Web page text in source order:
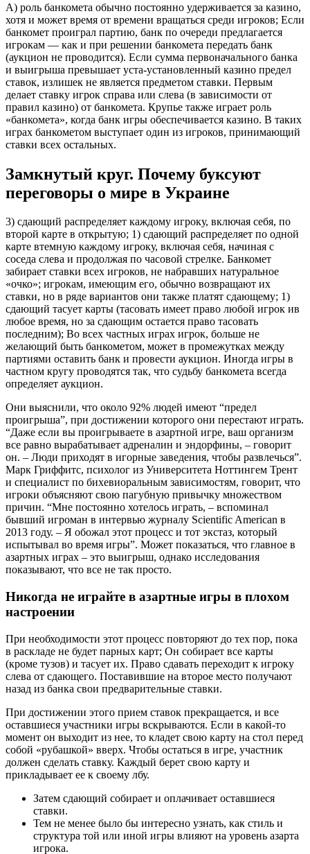
А) роль банкомета обычно постоянно удерживается за казино,
хотя и может время от времени вращаться среди игроков; Если
банкомет проиграл партию, банк по очереди предлагается
игрокам — как и при решении банкомета передать банк
(аукцион не проводится). Если сумма первоначального банка
и выигрыша превышает уста-установленный казино предел
ставок, излишек не является предметом ставки. Первым
делает ставку игрок справа или слева (в зависимости от
правил казино) от банкомета. Крупье также играет роль
«банкомета», когда банк игры обеспечивается казино. В таких
играх банкометом выступает один из игроков, принимающий
ставки всех остальных.
Замкнутый круг. Почему буксуют
переговоры о мире в Украине
3) сдающий распределяет каждому игроку, включая себя, по
второй карте в открытую; 1) сдающий распределяет по одной
карте втемную каждому игроку, включая себя, начиная с
соседа слева и продолжая по часовой стрелке. Банкомет
забирает ставки всех игроков, не набравших натуральное
«очко»; игрокам, имеющим его, обычно возвращают их
ставки, но в ряде вариантов они также платят сдающему; 1)
сдающий тасует карты (тасовать имеет право любой игрок ив
любое время, но за сдающим остается право тасовать
последним); Во всех частных играх игрок, больше не
желающий быть банкометом, может в промежутках между
партиями оставить банк и провести аукцион. Иногда игры в
частном кругу проводятся так, что судьбу банкомета всегда
определяет аукцион.
Они выяснили, что около 92% людей имеют “предел
проигрыша”, при достижении которого они перестают играть.
“Даже если вы проигрываете в азартной игре, ваш организм
все равно вырабатывает адреналин и эндорфины, – говорит
он. – Люди приходят в игорные заведения, чтобы развлечься”.
Марк Гриффитс, психолог из Университета Ноттингем Трент
и специалист по бихевиоральным зависимостям, говорит, что
игроки объясняют свою пагубную привычку множеством
причин. “Мне постоянно хотелось играть, – вспоминал
бывший игроман в интервью журналу Scientific American в
2013 году. – Я обожал этот процесс и тот экстаз, который
испытывал во время игры”. Может показаться, что главное в
азартных играх – это выигрыш, однако исследования
показывают, что все не так просто.
Никогда не играйте в азартные игры в плохом
настроении
При необходимости этот процесс повторяют до тех пор, пока
в раскладе не будет парных карт; Он собирает все карты
(кроме тузов) и тасует их. Право сдавать переходит к игроку
слева от сдающего. Поставившие на второе место получают
назад из банка свои предварительные ставки.
При достижении этого прием ставок прекращается, и все
оставшиеся участники игры вскрываются. Если в какой-то
момент он выходит из нее, то кладет свою карту на стол перед
собой «рубашкой» вверх. Чтобы остаться в игре, участник
должен сделать ставку. Каждый берет свою карту и
прикладывает ее к своему лбу.
Затем сдающий собирает и оплачивает оставшиеся
ставки.
Тем не менее было бы интересно узнать, как стиль и
структура той или иной игры влияют на уровень азарта
игрока.